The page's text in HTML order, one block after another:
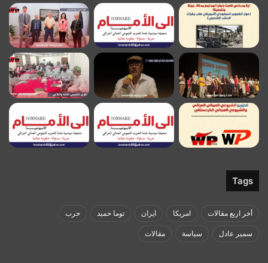
Tags
أخر اربع مقالات امريكا ايران توما حميد حرب
سمير عادل سياسة مقالات